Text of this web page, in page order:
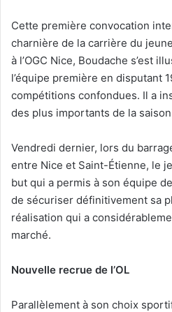
Cette première convocation
charnière de la carrière du
à l’OGC Nice, Boudache s’est
l’équipe première en disputant
compétitions confondues. Il a
des plus importants de la
Vendredi dernier, lors du
entre Nice et Saint-Étienne, le
but qui a permis à son équipe
de sécuriser définitivement sa
réalisation qui a
marché.
Nouvelle recrue de l’OL
Parallèlement à son choix